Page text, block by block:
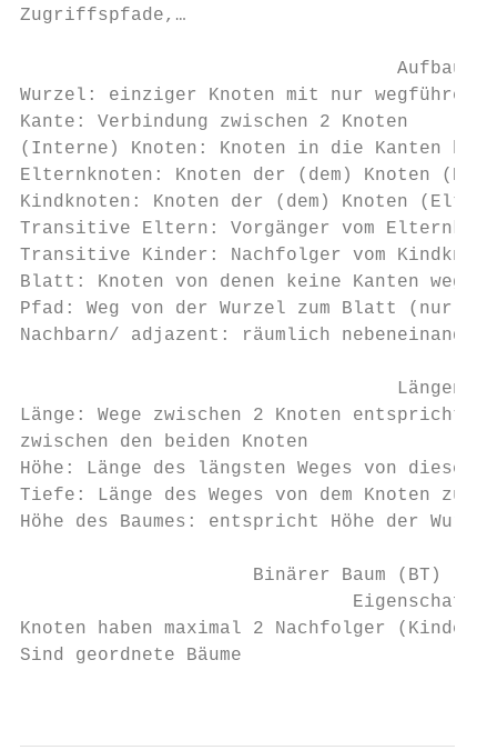
Zugriffspfade,…
                                  Aufbau
Wurzel: einziger Knoten mit nur
Kante: Verbindung zwischen 2 Knoten
(Interne) Knoten: Knoten in die Kanten
Elternknoten: Knoten der (dem) Knoten
Kindknoten: Knoten der (dem) Knoten
Transitive Eltern: Vorgänger vom
Transitive Kinder: Nachfolger vom
Blatt: Knoten von denen keine Kanten
Pfad: Weg von der Wurzel zum Blatt (nur
Nachbarn/ adjazent: räumlich
                                  Längen
Länge: Wege zwischen 2 Knoten entspricht
zwischen den beiden Knoten
Höhe: Länge des längsten Weges von
Tiefe: Länge des Weges von dem Knoten zur
Höhe des Baumes: entspricht Höhe der Wurzel
                     Binärer Baum (BT)
                              Eigenschaften
Knoten haben maximal 2 Nachfolger (Kinder)
Sind geordnete Bäume